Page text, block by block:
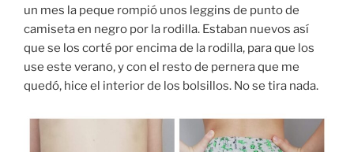
un mes la peque rompió unos leggins de punto de
camiseta en negro por la rodilla. Estaban nuevos así
que se los corté por encima de la rodilla, para que los
use este verano, y con el resto de pernera que me
quedó, hice el interior de los bolsillos. No se tira nada.